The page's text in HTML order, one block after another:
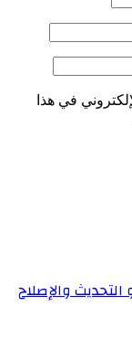
في هذا
والإصلاح